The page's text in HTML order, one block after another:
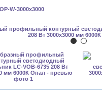
W-3000x3000